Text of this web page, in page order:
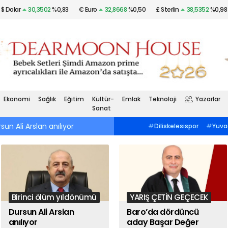
$ Dolar 30,3502%0,83 € Euro 32,8668%0,50 £ Sterlin 38,5352%0,98
Ekonomi Sağlık Eğitim
Kültür-
Sanat
Emlak Teknoloji Yazarlar
Ali Arslan anılıyor Baro’da dördüncü aday Başar
#Tenis
KulübüGebzespor
#Çorluspor 1947Dev
Turizm-İş
#4. Vardiya İşçi
DayanışmasıGebzespor
Amatör LigGebzespor
1947Bağımsız Emekliler Sendikası
Selçuk Süzenİkizdere #
#Diliskelesispor #
Gençler Birliği
#Silivrispor
LigGebzespor
Bankası
Lilya
Marmara KAISİADBinali
Çayırova
#
Komünist Partisi
#Mahalle
#
Birinci ölüm yıldönümü
Dursun Ali Arslan
anılıyor
YARIŞ ÇETİN GEÇECEK
Baro’da dördüncü
aday Başar Değer